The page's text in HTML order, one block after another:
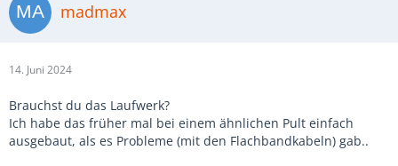
madmax
14. Juni 2024
Brauchst du das Laufwerk?
Ich habe das früher mal bei einem ähnlichen Pult einfach
ausgebaut, als es Probleme (mit den Flachbandkabeln) gab..